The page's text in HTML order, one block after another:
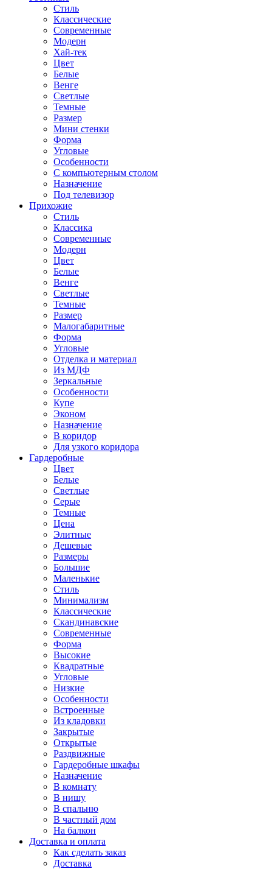
Стиль
Классические
Современные
Модерн
Хай-тек
Цвет
Белые
Венге
Светлые
Темные
Размер
Мини стенки
Форма
Угловые
Особенности
С компьютерным столом
Назначение
Под телевизор
Прихожие
Стиль
Классика
Современные
Модерн
Цвет
Белые
Венге
Светлые
Темные
Размер
Малогабаритные
Форма
Угловые
Отделка и материал
Из МДФ
Зеркальные
Особенности
Купе
Эконом
Назначение
В коридор
Для узкого коридора
Гардеробные
Цвет
Белые
Светлые
Серые
Темные
Цена
Элитные
Дешевые
Размеры
Большие
Маленькие
Стиль
Минимализм
Классические
Скандинавские
Современные
Форма
Высокие
Квадратные
Угловые
Низкие
Особенности
Встроенные
Из кладовки
Закрытые
Открытые
Раздвижные
Гардеробные шкафы
Назначение
В комнату
В нишу
В спальню
В частный дом
На балкон
Доставка и оплата
Как сделать заказ
Доставка